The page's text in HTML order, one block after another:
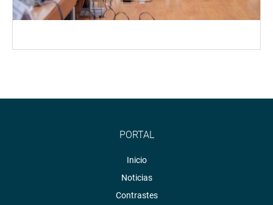
PORTAL
Inicio
Noticias
Contrastes